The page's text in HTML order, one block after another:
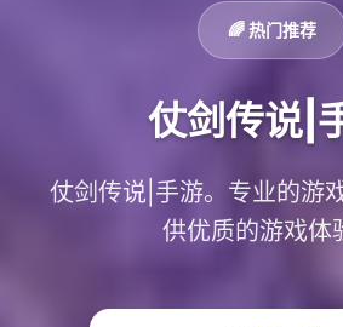
🌈 热门推荐
仗剑传说|
仗剑传说|手游。专业的游
供优质的游戏体